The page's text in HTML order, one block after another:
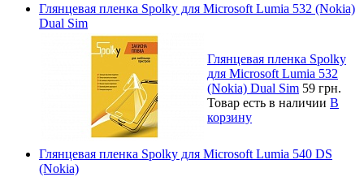
Глянцевая пленка Spolky для Microsoft Lumia 532 (Nokia)
Dual Sim
Глянцевая пленка Spolky
для Microsoft Lumia 532
(Nokia) Dual Sim 59 грн.
Товар есть в наличии В
корзину
Глянцевая пленка Spolky для Microsoft Lumia 540 DS
(Nokia)